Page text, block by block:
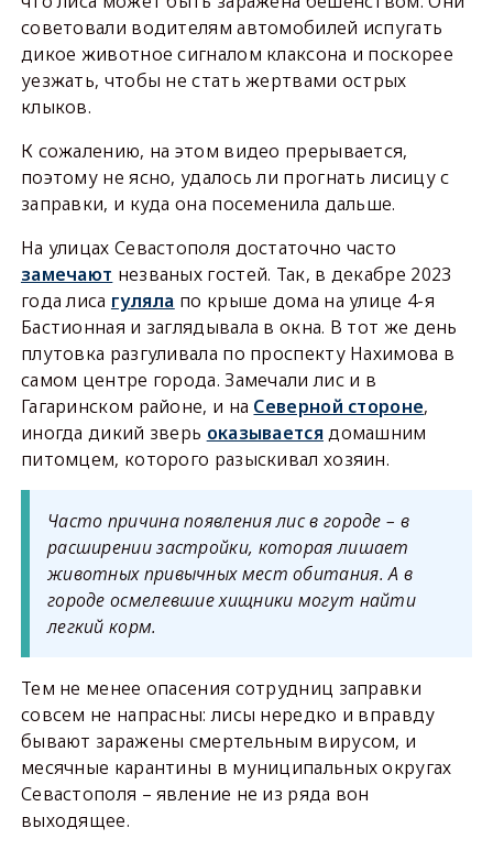
советовали водителям автомобилей испугать
дикое животное сигналом клаксона и поскорее
уезжать, чтобы не стать жертвами острых
клыков.
К сожалению, на этом видео прерывается,
поэтому не ясно, удалось ли прогнать лисицу с
заправки, и куда она посеменила дальше.
На улицах Севастополя достаточно часто
замечают незваных гостей. Так, в декабре 2023
года лиса гуляла по крыше дома на улице 4-я
Бастионная и заглядывала в окна. В тот же день
плутовка разгуливала по проспекту Нахимова в
самом центре города. Замечали лис и в
Гагаринском районе, и на Северной стороне,
иногда дикий зверь оказывается домашним
питомцем, которого разыскивал хозяин.
Часто причина появления лис в городе – в
расширении застройки, которая лишает
животных привычных мест обитания. А в
городе осмелевшие хищники могут найти
легкий корм.
Тем не менее опасения сотрудниц заправки
совсем не напрасны: лисы нередко и вправду
бывают заражены смертельным вирусом, и
месячные карантины в муниципальных округах
Севастополя – явление не из ряда вон
выходящее.